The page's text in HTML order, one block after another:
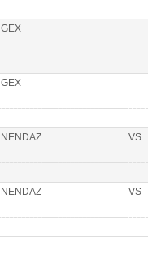
GEX
GEX
NENDAZ VS
NENDAZ VS